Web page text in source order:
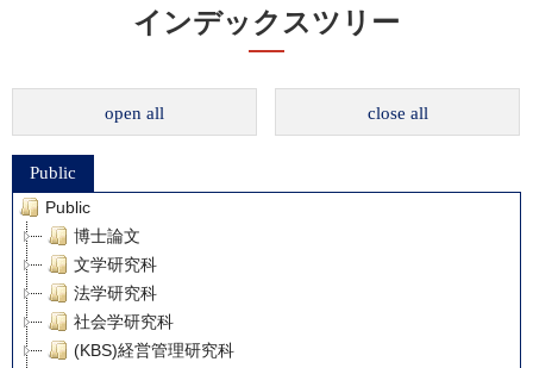
インデックスツリー
open all close all
Public
Public
博士論文
文学研究科
法学研究科
社会学研究科
(KBS)経営管理研究科